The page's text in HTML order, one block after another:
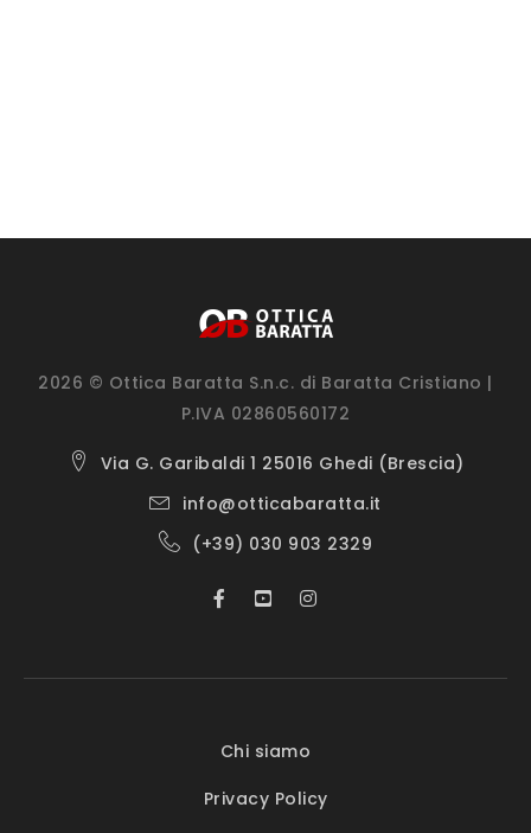
2026 © Ottica Baratta S.n.c. di Baratta Cristiano |
P.IVA 02860560172
Via G. Garibaldi 1 25016 Ghedi (Brescia)
info@otticabaratta.it
(+39) 030 903 2329
Chi siamo
Privacy Policy